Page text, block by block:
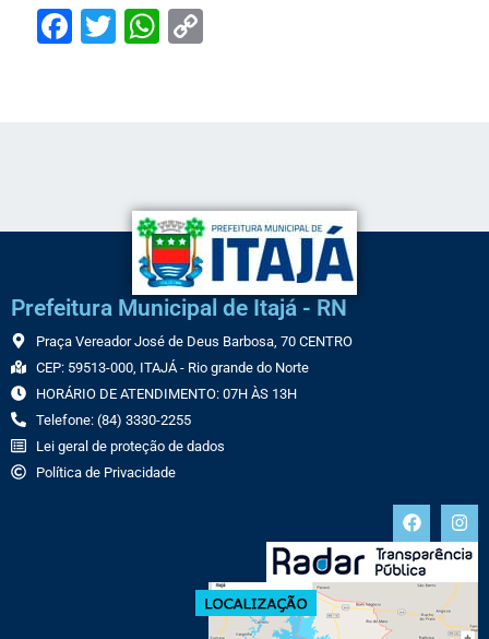
Facebook
TwitterWhatsApp
Prefeitura Municipal de Itajá - RN
Praça Vereador José de Deus Barbosa, 70 CENTRO
CEP: 59513-000, ITAJÁ - Rio grande do Norte
HORÁRIO DE ATENDIMENTO: 07H ÀS 13H
Telefone: (84) 3330-2255
Lei geral de proteção de dados
Política de Privacidade